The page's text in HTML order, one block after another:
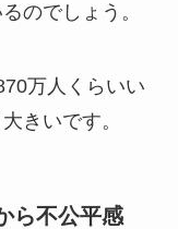
のでしょう。
万人くらいい
きいです。
ら不公平感